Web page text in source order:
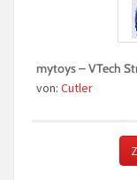
mytoys – VTech
von: Cutler